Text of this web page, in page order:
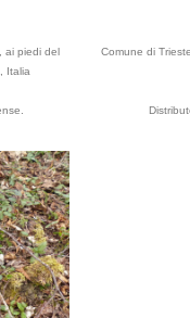
ai piedi del
Italia
Comune di